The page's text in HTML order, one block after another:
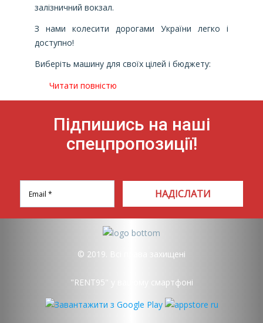
залізничний вокзал.
З нами колесити дорогами України легко і
доступно!
Виберіть машину для своїх цілей і бюджету:
Читати повністю
Підпишись на наші
спецпропозиції!
НАДІСЛАТИ
© 2019. Всі права захищені
"RENT95" у вашому смартфоні